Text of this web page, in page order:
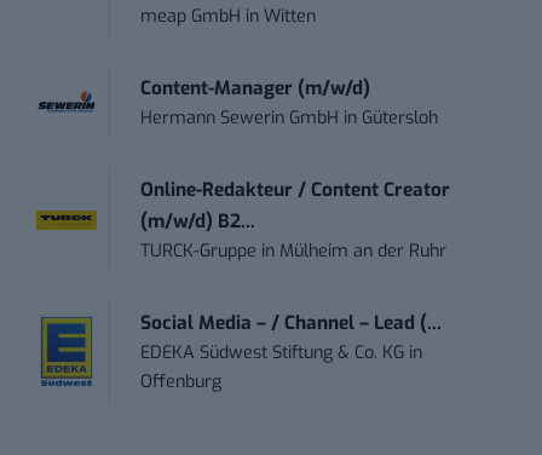
meap GmbH inWitten
Content-Manager (m/w/d)
Hermann Sewerin GmbH in Gütersloh
Online-Redakteur / Content Creator
(m/w/d) B2...
TURCK-Gruppe in Mülheim an der Ruhr
Social Media – / Channel – Lead (...
EDEKA Südwest Stiftung & Co. KG in
Offenburg